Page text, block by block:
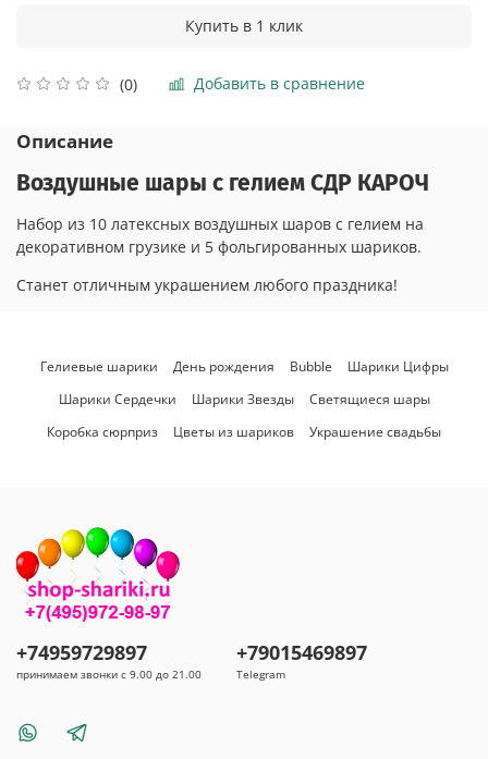
(0) Добавить в сравнение
Купить в 1 клик
Описание
Воздушные шары с гелием СДР КАРОЧ
Набор из 10 латексных воздушных шаров с гелием на
декоративном грузике и 5 фольгированных шариков.
Станет отличным украшением любого праздника!
Гелиевые шарики День рождения Bubble
Шарики Цифры
Шарики Сердечки
Шарики Звезды
Светящиеся шары
Коробка сюрприз
Цветы из шариков Украшение свадьбы
+74959729897
принимаем звонки с 9.00 до 21.00
+79015469897
Telegram